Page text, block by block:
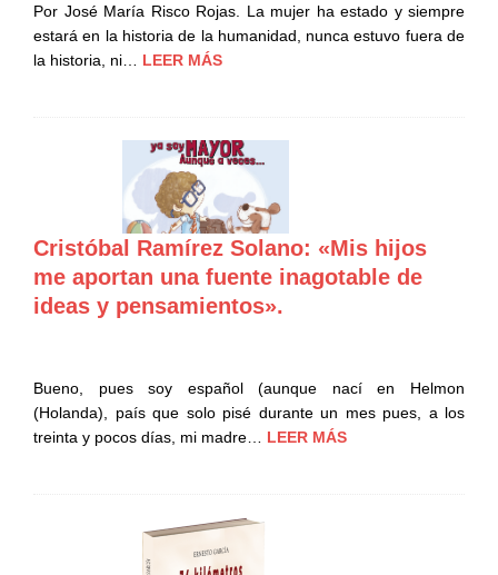
Por José María Risco Rojas. La mujer ha estado y siempre
estará en la historia de la humanidad, nunca estuvo fuera de
la historia, ni… LEER MÁS
Cristóbal Ramírez Solano: «Mis hijos
me aportan una fuente inagotable de
ideas y pensamientos».
Bueno, pues soy español (aunque nací en Helmon
(Holanda), país que solo pisé durante un mes pues, a los
treinta y pocos días, mi madre… LEER MÁS